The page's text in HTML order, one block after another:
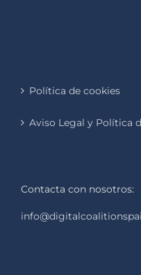
Política de cookies
Aviso Legal y Política
Contacta con nosotros: